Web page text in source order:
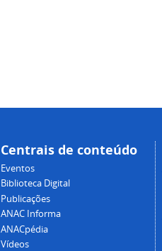
Centrais de conteúdo
Eventos
Biblioteca Digital
Publicações
ANAC Informa
ANACpédia
Vídeos